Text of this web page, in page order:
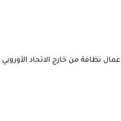
عمال نظافة من خارج الاتحاد الأوروبي